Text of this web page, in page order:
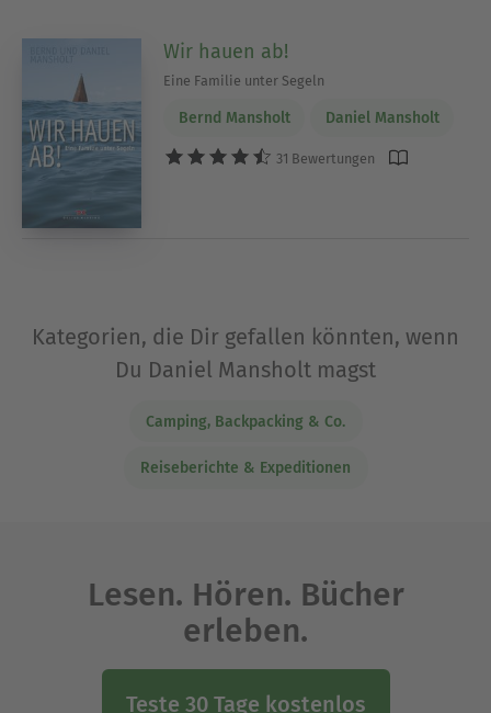
Wir hauen ab!
Eine Familie unter Segeln
Bernd Mansholt Daniel Mansholt
31 Bewertungen
Kategorien, die Dir gefallen könnten, wenn
Du Daniel Mansholt magst
Camping, Backpacking & Co.
Reiseberichte & Expeditionen
Lesen. Hören. Bücher
erleben.
Teste 30 Tage kostenlos